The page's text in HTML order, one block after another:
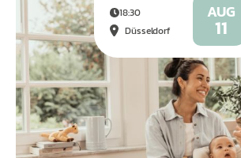
18:30
Düsseldorf
AUG
11